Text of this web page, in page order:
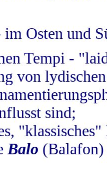
im Osten und
Tempi -
von
sind;
Balo